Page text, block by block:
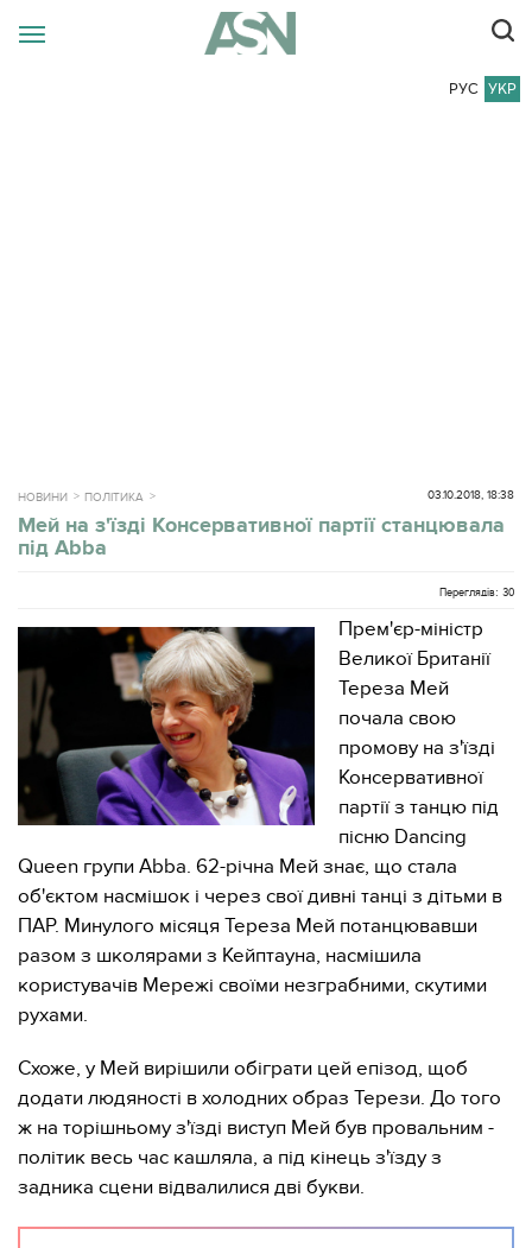
РУС УКР
НОВИНИ ПОЛІТИКА 03.10.2018, 18:38
Мей на з'їзді Консервативної партії станцювала
під Abba
Переглядів: 30
Прем'єр-міністр
Великої Британії
Тереза ​​Мей
почала свою
промову на з'їзді
Консервативної
партії з танцю під
пісню Dancing
Queen групи Abba. 62-річна Мей знає, що стала
об'єктом насмішок і через свої дивні танці з дітьми в
ПАР. Минулого місяця Тереза ​​Мей потанцювавши
разом з школярами з Кейптауна, насмішила
користувачів Мережі своїми незграбними, скутими
рухами.
Схоже, у Мей вирішили обіграти цей епізод, щоб
додати людяності в холодних образ Терези. До того
ж на торішньому з'їзді виступ Мей був провальним -
політик весь час кашляла, а під кінець з'їзду з
задника сцени відвалилися дві букви.